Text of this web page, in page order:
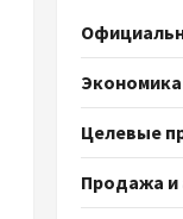
Экономика
Целевые
Продажа